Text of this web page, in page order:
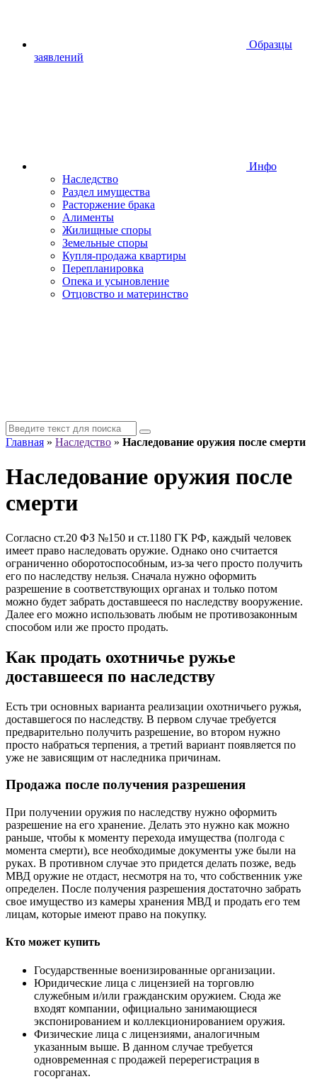
Образцы
заявлений
Инфо
Наследство
Раздел имущества
Расторжение брака
Алименты
Жилищные споры
Земельные споры
Купля-продажа квартиры
Перепланировка
Опека и усыновление
Отцовство и материнство
Главная » Наследство » Наследование оружия после смерти
Наследование оружия после
смерти
Согласно ст.20 ФЗ №150 и ст.1180 ГК РФ, каждый человек
имеет право наследовать оружие. Однако оно считается
ограниченно оборотоспособным, из-за чего просто получить
его по наследству нельзя. Сначала нужно оформить
разрешение в соответствующих органах и только потом
можно будет забрать доставшееся по наследству вооружение.
Далее его можно использовать любым не противозаконным
способом или же просто продать.
Как продать охотничье ружье
доставшееся по наследству
Есть три основных варианта реализации охотничьего ружья,
доставшегося по наследству. В первом случае требуется
предварительно получить разрешение, во втором нужно
просто набраться терпения, а третий вариант появляется по
уже не зависящим от наследника причинам.
Продажа после получения разрешения
При получении оружия по наследству нужно оформить
разрешение на его хранение. Делать это нужно как можно
раньше, чтобы к моменту перехода имущества (полгода с
момента смерти), все необходимые документы уже были на
руках. В противном случае это придется делать позже, ведь
МВД оружие не отдаст, несмотря на то, что собственник уже
определен. После получения разрешения достаточно забрать
свое имущество из камеры хранения МВД и продать его тем
лицам, которые имеют право на покупку.
Кто может купить
Государственные военизированные организации.
Юридические лица с лицензией на торговлю
служебным и/или гражданским оружием. Сюда же
входят компании, официально занимающиеся
экспонированием и коллекционированием оружия.
Физические лица с лицензиями, аналогичным
указанным выше. В данном случае требуется
одновременная с продажей перерегистрация в
госорганах.